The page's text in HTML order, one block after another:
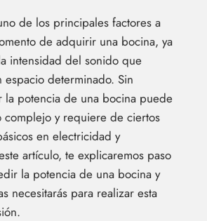
de los principales factores a
de adquirir una bocina, ya
intensidad del sonido que
determinado. Sin
la potencia de una bocina puede
complejo y requiere de ciertos
en electricidad y
artículo, te explicaremos paso
la potencia de una bocina y
necesitarás para realizar esta